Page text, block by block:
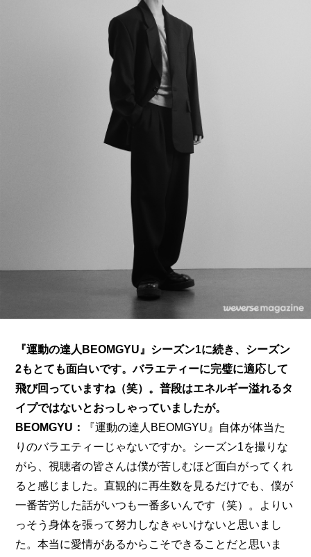
『運動の達人BEOMGYU』シーズン1に続き、シーズン
2もとても面白いです。バラエティーに完璧に適応して
飛び回っていますね（笑）。普段はエネルギー溢れるタ
イプではないとおっしゃっていましたが。
BEOMGYU：
『運動の達人BEOMGYU』自体が体当た
りのバラエティーじゃないですか。シーズン1を撮りな
がら、視聴者の皆さんは僕が苦しむほど面白がってくれ
ると感じました。直観的に再生数を見るだけでも、僕が
一番苦労した話がいつも一番多いんです（笑）。よりい
っそう身体を張って努力しなきゃいけないと思いまし
た。本当に愛情があるからこそできることだと思いま